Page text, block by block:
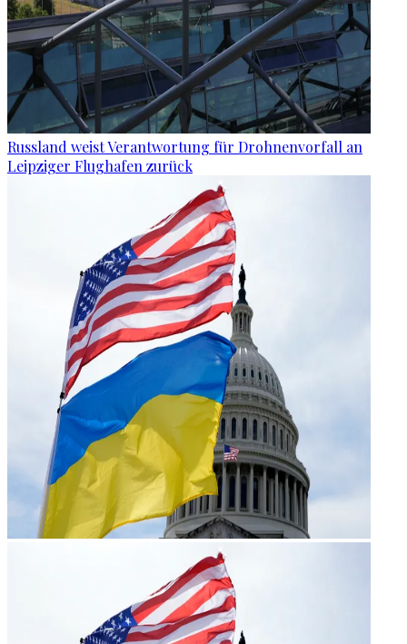
Russland weist Verantwortung für Drohnenvorfall an
Leipziger Flughafen zurück